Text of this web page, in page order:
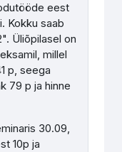
eest
Kokku saab
Üliõpilasel on
millel
p, seega
79 p ja hinne
30.09,
10p ja